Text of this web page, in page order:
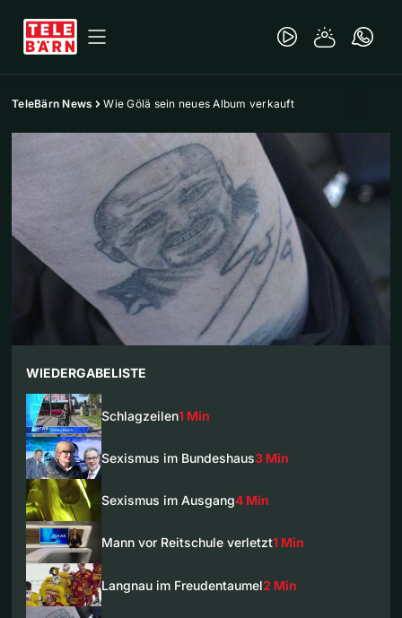
TeleBärn News Wie Gölä sein neues Album verkauft
WIEDERGABELISTE
Schlagzeilen1 Min
Sexismus im Bundeshaus3 Min
Sexismus im Ausgang4 Min
Mann vor Reitschule verletzt1 Min
Langnau im Freudentaumel2 Min